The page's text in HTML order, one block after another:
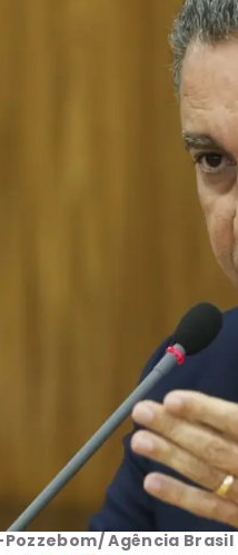
Agência Brasil